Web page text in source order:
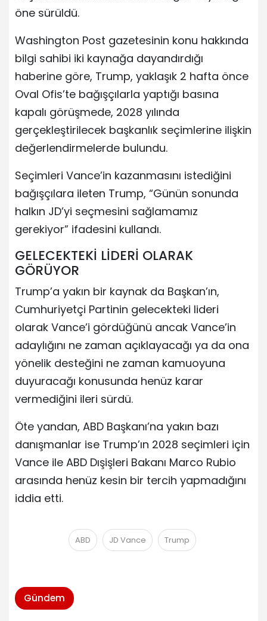
öne sürüldü.
Washington Post gazetesinin konu hakkında
bilgi sahibi iki kaynağa dayandırdığı
haberine göre, Trump, yaklaşık 2 hafta önce
Oval Ofis’te bağışçılarla yaptığı basına
kapalı görüşmede, 2028 yılında
gerçekleştirilecek başkanlık seçimlerine ilişkin
değerlendirmelerde bulundu.
Seçimleri Vance’in kazanmasını istediğini
bağışçılara ileten Trump, “Günün sonunda
halkın JD’yi seçmesini sağlamamız
gerekiyor” ifadesini kullandı.
GELECEKTEKİ LİDERİ OLARAK
GÖRÜYOR
Trump’a yakın bir kaynak da Başkan’ın,
Cumhuriyetçi Partinin gelecekteki lideri
olarak Vance’i gördüğünü ancak Vance’in
adaylığını ne zaman açıklayacağı ya da ona
yönelik desteğini ne zaman kamuoyuna
duyuracağı konusunda henüz karar
vermediğini ileri sürdü.
Öte yandan, ABD Başkanı’na yakın bazı
danışmanlar ise Trump’ın 2028 seçimleri için
Vance ile ABD Dışişleri Bakanı Marco Rubio
arasında henüz kesin bir tercih yapmadığını
iddia etti.
ABD JD Vance Trump
Gündem